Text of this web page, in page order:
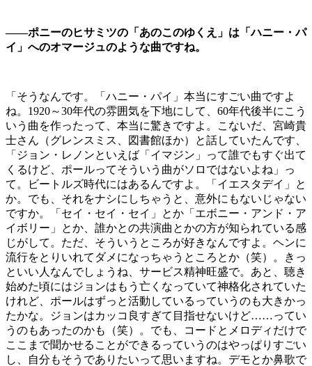
――ポニーのヒサミツの「あのこのゆくえ」は「ハニー・パ
イ」へのオマージュのような曲ですね。
「そうなんです。「ハニー・パイ」本当にすごい曲ですよ
ね。1920～30年代の雰囲気を下地にして、60年代後半にこう
いう曲を作ったって、本当に驚きですよ。こないだ、宮崎貴
士さん（グレンスミス、図書館ほか）と話していたんです、
「ジョン・レノンといえば「イマジン」って誰でもすぐ出て
くるけど、ポールってそういう曲がソロではないよね」っ
て。ビートルズ時代にはあるんですよ。「イエスタデイ」と
か。でも、それをナシにしちゃうと、意外にもないじゃない
ですか。「セイ・セイ・セイ」とか「エボニー・アンド・ア
イボリー」とか、誰かとの共演曲とかの方が知られている感
じがして。ただ、そういうところが好きなんですよ。ヘンに
流行をとりいれてダメになっちゃうところとか（笑）。きっ
といい人なんでしょうね、サービス精神旺盛で。あと、聴き
始めた頃にはジョンはもう亡くなっていて神格化されていた
けれど、ポールはずっと活動しているっていうのも大きかっ
たかな。ジョンはカッコ良すぎて目指せないけど……ってい
うのもあったのかも（笑）。でも、コードとメロディだけで
ここまで聞かせることができるっていうのはやっぱりすごい
し、自分もそうでありたいって思いますね。デモとか鼻歌で